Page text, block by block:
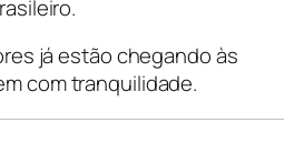
já estão chegando às
com tranquilidade.